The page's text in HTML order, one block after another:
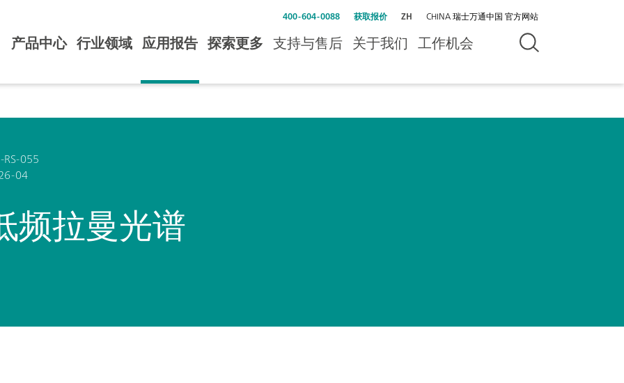
400-604-0088 获取报价 ZH CHINA 瑞士万通中国 官方网站
产品中心 行业领域 应用报告 探索更多 支持与售后 关于我们 工作机会
055
04
频拉曼光谱